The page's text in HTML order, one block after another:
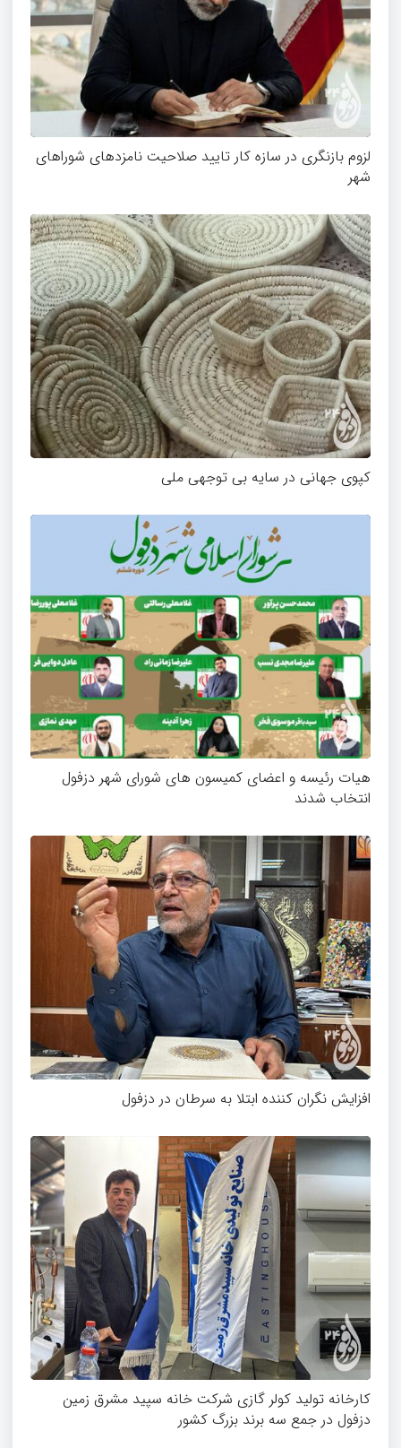
لزوم بازنگری در سازه کار تایید صلاحیت نامزدهای شوراهای
شهر
کپوی جهانی در سایه بی توجهی ملی
هیات رئیسه و اعضای کمیسون های شورای شهر دزفول
انتخاب شدند
افزایش نگران کننده ابتلا به سرطان در دزفول
کارخانه تولید کولر گازی شرکت خانه سپید مشرق زمین
دزفول در جمع سه برند بزرگ کشور